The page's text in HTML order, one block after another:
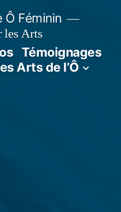
Féminin
les Arts
Témoignages
Arts de l’Ô